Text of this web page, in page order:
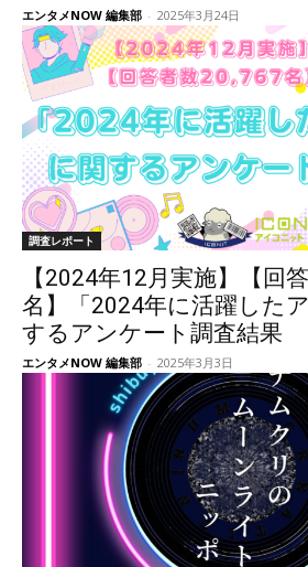
エンタメNOW 編集部 - 2025年3月24日
調査レポート
【2024年12月実施】【回
名】「2024年に活躍した
するアンケート調査結果
エンタメNOW 編集部 - 2025年3月3日